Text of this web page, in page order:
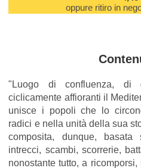
oppure ritiro in
"Luogo di confluenza, di
ciclicamente affioranti il
unisce i popoli che lo
radici e nella unità della sua
composita, dunque, basata
intrecci, scambi, scorrerie,
nonostante tutto, a